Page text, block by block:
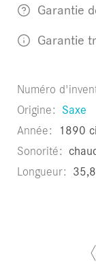
Garantie
Garantie
Numéro
Origine Saxe
Année
1890
Sonorité
Longueur